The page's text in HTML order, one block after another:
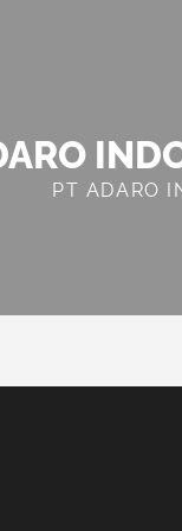
PT ADARO